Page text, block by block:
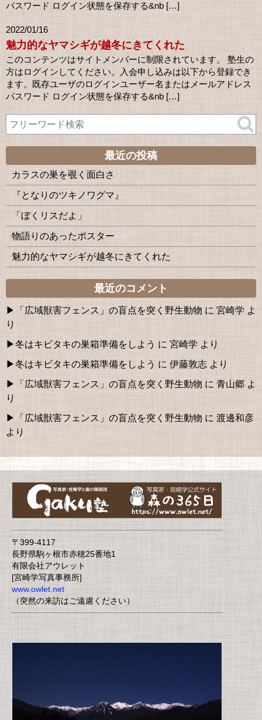
パスワード ログイン状態を保存する&nb […]
2022/01/16
魅力的なヤマシギが越冬にきてくれた
このコンテンツはサイトメンバーに制限されています。 塾生の
方はログインしてください。入会申し込みは以下から登録でき
ます。既存ユーザのログインユーザー名またはメールアドレス
パスワード ログイン状態を保存する&nb […]
最近の投稿
カラスの巣を覗く面白さ
『となりのツキノワグマ』
「ぼくリスだよ」
物語りのあったポスター
魅力的なヤマシギが越冬にきてくれた
最近のコメント
「広域獣害フェンス」の盲点を突く野生動物 に 宮崎学 よ
り
冬はキビタキの巣箱準備をしよう に 宮崎学 より
冬はキビタキの巣箱準備をしよう に 伊藤敦志 より
「広域獣害フェンス」の盲点を突く野生動物 に 青山郷 よ
り
「広域獣害フェンス」の盲点を突く野生動物 に 渡邊和彦
より
〒399-4117
長野県駒ヶ根市赤穂25番地1
有限会社アウレット
[宮崎学写真事務所]
www.owlet.net
（突然の来訪はご遠慮ください）